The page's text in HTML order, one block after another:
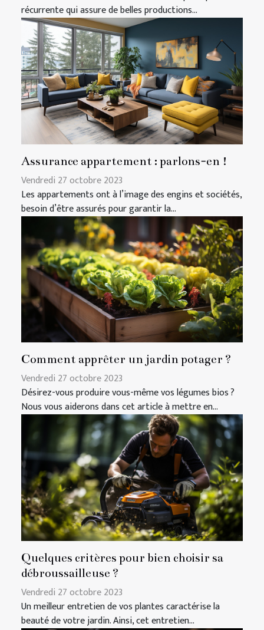
récurrente qui assure de belles productions...
Assurance appartement : parlons-en !
Vendredi 27 octobre 2023
Les appartements ont à l’image des engins et sociétés,
besoin d’être assurés pour garantir la...
Comment apprêter un jardin potager ?
Vendredi 27 octobre 2023
Désirez-vous produire vous-même vos légumes bios ?
Nous vous aiderons dans cet article à mettre en...
Quelques critères pour bien choisir sa
débroussailleuse ?
Vendredi 27 octobre 2023
Un meilleur entretien de vos plantes caractérise la
beauté de votre jardin. Ainsi, cet entretien...